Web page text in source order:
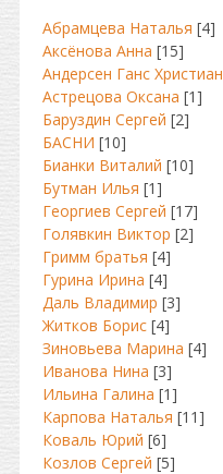
Абрамцева Наталья [4]
Аксёнова Анна [15]
Андерсен Ганс Христиан
Астрецова Оксана [1]
Баруздин Сергей [2]
БАСНИ [10]
Бианки Виталий [10]
Бутман Илья [1]
Георгиев Сергей [17]
Голявкин Виктор [2]
Гримм братья [4]
Гурина Ирина [4]
Даль Владимир [3]
Житков Борис [4]
Зиновьева Марина [4]
Иванова Нина [3]
Ильина Галина [1]
Карпова Наталья [11]
Коваль Юрий [6]
Козлов Сергей [5]